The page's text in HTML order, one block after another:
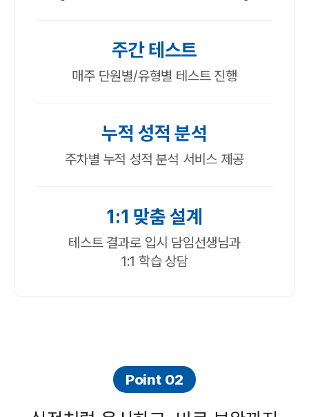
주간 테스트
매주 단원별/유형별 테스트 진행
누적 성적 분석
주차별 누적 성적 분석 서비스 제공
1:1 맞춤 설계
테스트 결과로 입시 담임선생님과
1:1 학습 상담
Point 02